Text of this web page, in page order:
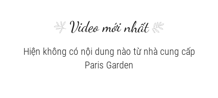
Video mới nhất
Hiện không có nội dung nào từ nhà cung cấp
Paris Garden